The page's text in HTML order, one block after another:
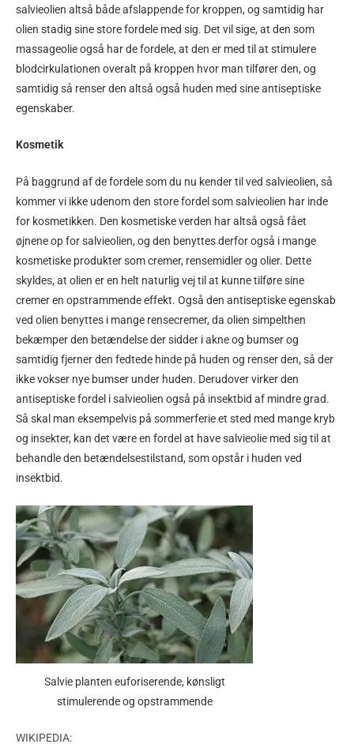
salvieolien altså både afslappende for kroppen, og samtidig har
olien stadig sine store fordele med sig. Det vil sige, at den som
massageolie også har de fordele, at den er med til at stimulere
blodcirkulationen overalt på kroppen hvor man tilfører den, og
samtidig så renser den altså også huden med sine antiseptiske
egenskaber.
Kosmetik
På baggrund af de fordele som du nu kender til ved salvieolien, så
kommer vi ikke udenom den store fordel som salvieolien har inde
for kosmetikken. Den kosmetiske verden har altså også fået
øjnene op for salvieolien, og den benyttes derfor også i mange
kosmetiske produkter som cremer, rensemidler og olier. Dette
skyldes, at olien er en helt naturlig vej til at kunne tilføre sine
cremer en opstrammende effekt. Også den antiseptiske egenskab
ved olien benyttes i mange rensecremer, da olien simpelthen
bekæmper den betændelse der sidder i akne og bumser og
samtidig fjerner den fedtede hinde på huden og renser den, så der
ikke vokser nye bumser under huden. Derudover virker den
antiseptiske fordel i salvieolien også på insektbid af mindre grad.
Så skal man eksempelvis på sommerferie et sted med mange kryb
og insekter, kan det være en fordel at have salvieolie med sig til at
behandle den betændelsestilstand, som opstår i huden ved
insektbid.
Salvie planten euforiserende, kønsligt
stimulerende og opstrammende
WIKIPEDIA: